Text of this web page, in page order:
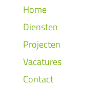
Home
Diensten
Projecten
Vacatures
Contact